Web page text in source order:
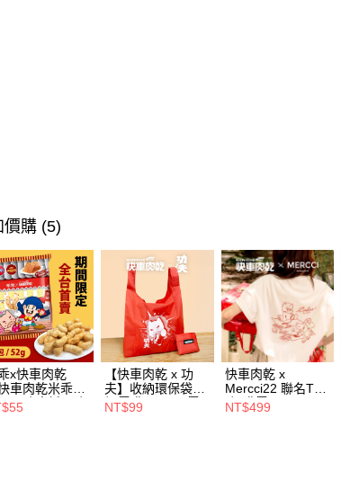
價購 (5)
x快車肉乾
車肉乾米乖
原味脆紙口味-
界雙霸王首度
【快車肉乾 x 功
夫】收納環保袋🧨
加價購99元(原價
199元)
NT$99
快車肉乾 x
Mercci22 聯名T恤
*加購價499元
NT$499